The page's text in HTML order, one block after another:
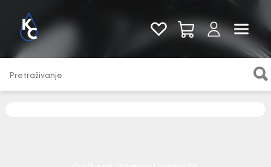
Pogledaj sve